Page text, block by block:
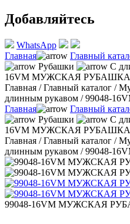
Добавляйтесь
WhatsApp
Главная
Главный
Рубашки
С
16VM МУЖСКАЯ РУБАШКА
Главная /Главный каталог /
длинным рукавом /99048-
Главная
Главный
Рубашки
С
16VM МУЖСКАЯ РУБАШКА
Главная /Главный каталог /
длинным рукавом /99048-
99048-16VM МУЖСКАЯ